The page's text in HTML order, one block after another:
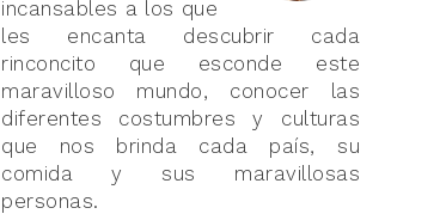
incansables a los que
les encanta descubrir cada
rinconcito que esconde este
maravilloso mundo, conocer las
diferentes costumbres y culturas
que nos brinda cada país, su
comida y sus maravillosas
personas.